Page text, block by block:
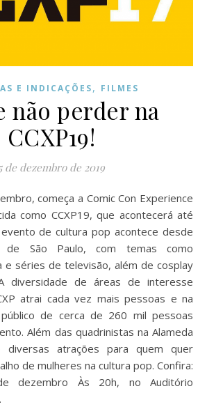
E INDICAÇÕES, FILMES
não perder na
CCXP19!
5 de dezembro de 2019
como CCXP19, que acontecerá até
de cultura pop acontece desde
de São Paulo, com temas como
e séries de televisão, além de cosplay
diversidade de áreas de interesse
atrai cada vez mais pessoas e na
de cerca de 260 mil pessoas
Além das quadrinistas na Alameda
diversas atrações para quem quer
de mulheres na cultura pop. Confira:
dezembro Às 20h, no Auditório